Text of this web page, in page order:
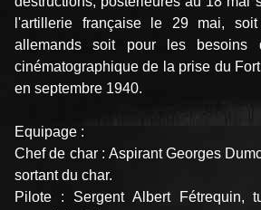
l'artillerie française le 29 mai,
allemands soit pour les besoins
cinématographique de la prise du
en septembre 1940.
Equipage :
Chef de char : Aspirant Georges
sortant du char.
Pilote : Sergent Albert Fétrequin,